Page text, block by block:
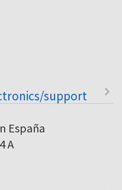
support
España
A